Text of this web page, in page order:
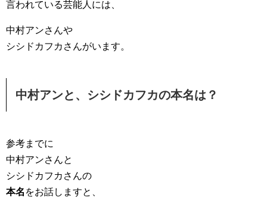
言われている芸能人には、
中村アンさんや
シシドカフカさんがいます。
中村アンと、シシドカフカの本名は？
参考までに
中村アンさんと
シシドカフカさんの
本名 をお話しますと、